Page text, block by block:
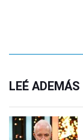
LEÉ ADEMÁS